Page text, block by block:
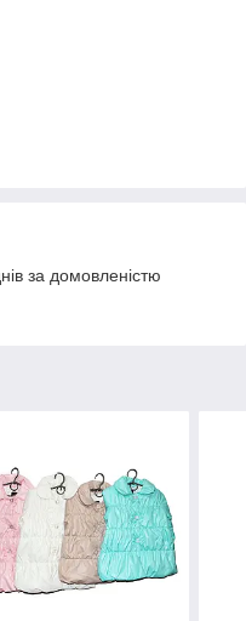
за домовленістю